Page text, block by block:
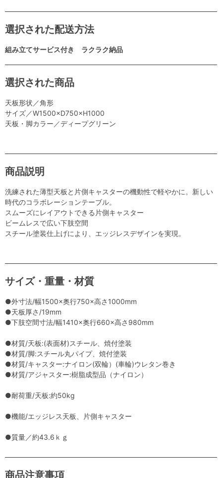
選択された配送方法
組み立てサービス付き ラクラク納品
選択された商品
天板形状／角形
サイズ／W1500×D750×H1000
天板・脚カラー／ディープグリーン
商品説明
洗練された薄型天板と片側キャスターの機動性で軽やかに。新しい
時代のコラボレーションテーブル。
スムーズにレイアウトできる片側キャスター
ビームレスで広い下肢空間
スチール塗装仕上げにより、エッジレスデザインを実現。
サイズ・重量・材質
●外寸法/幅1500×奥行750×高さ1000mm
●天板厚さ/19mm
●下肢空間寸法/幅1410×奥行660×高さ980mm
●材質/天板:(表面材)スチール、焼付塗装
●材質/脚:スチール丸パイプ、焼付塗装
●材質/キャスター:ナイロン(双輪）(車輪)ウレタン巻き
●材質/アジャスター:樹脂成型品（ナイロン）
●耐荷重/天板:約50kg
●機能/エッジレス天板、片側キャスター
●質量／約43.6ｋｇ
商品注意事項